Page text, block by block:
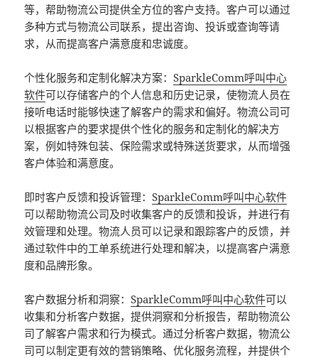
等，帮助物流公司提供全方位的客户支持。客户可以通过
多种方式与物流公司联系，提出咨询、投诉或查询等请
求，从而提高客户满意度和忠诚度。
个性化服务和定制化解决方案：SparkleComm呼叫中心
软件可以存储客户的个人信息和历史记录，使物流人员在
接听电话时能够快速了解客户的需求和偏好。物流公司可
以根据客户的要求提供个性化的服务和定制化的解决方
案，例如特殊包装、保险需求或特殊送货要求，从而增强
客户体验和满意度。
即时客户反馈和投诉管理：SparkleComm呼叫中心软件
可以帮助物流公司及时收集客户的反馈和投诉，并进行有
效管理和处理。物流人员可以记录和跟踪客户的反馈，并
通过软件中的工单系统进行处理和解决，以提高客户满意
度和品牌形象。
客户数据分析和洞察：SparkleComm呼叫中心软件可以
收集和分析客户数据，提供洞察和分析报告，帮助物流公
司了解客户需求和行为模式。通过分析客户数据，物流公
司可以制定更有效的营销策略、优化服务流程，并提供个